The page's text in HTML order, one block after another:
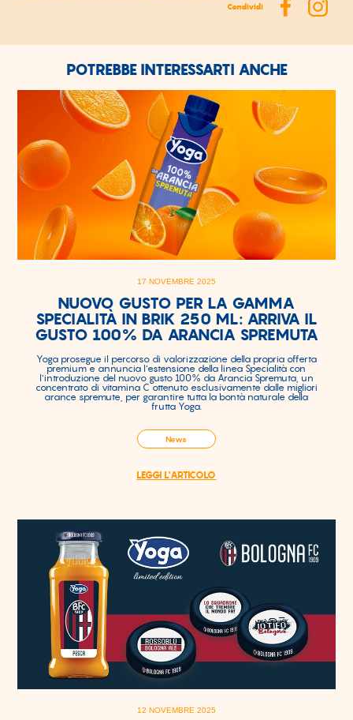
Condividi
POTREBBE INTERESSARTI ANCHE
17 NOVEMBRE 2025
NUOVO GUSTO PER LA GAMMA
SPECIALITÀ IN BRIK 250 ML: ARRIVA IL
GUSTO 100% DA ARANCIA SPREMUTA
Yoga prosegue il percorso di valorizzazione della propria offerta
premium e annuncia l’estensione della linea Specialità con
l’introduzione del nuovo gusto 100% da Arancia Spremuta, un
concentrato di vitamina C ottenuto esclusivamente dalle migliori
arance spremute, per garantire tutta la bontà naturale della
frutta Yoga.
News
LEGGI L'ARTICOLO
12 NOVEMBRE 2025